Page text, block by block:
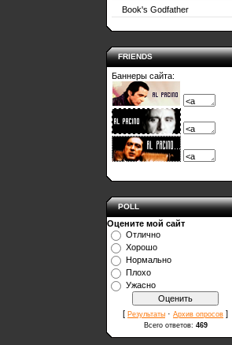
Book's Godfather
FRIENDS
Баннеры сайта:
POLL
Оцените мой сайт
Отлично
Хорошо
Нормально
Плохо
Ужасно
[ Результаты · Архив опросов ]
Всего ответов: 469